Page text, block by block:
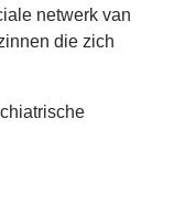
netwerk van
die zich